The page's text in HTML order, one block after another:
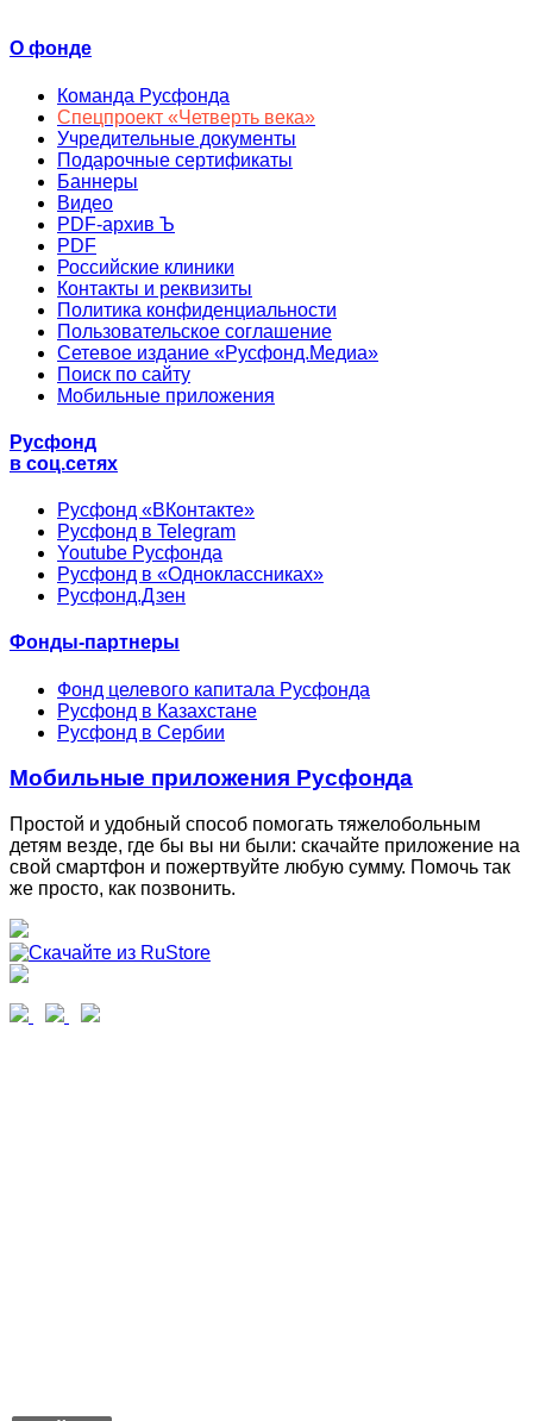
О фонде
Команда Русфонда
Спецпроект «Четверть века»
Учредительные документы
Подарочные сертификаты
Баннеры
Видео
PDF-архив Ъ
PDF
Российские клиники
Контакты и реквизиты
Политика конфиденциальности
Пользовательское соглашение
Сетевое издание «Русфонд.Медиа»
Поиск по сайту
Мобильные приложения
Русфонд
в соц.сетях
Русфонд «ВКонтакте»
Русфонд в Telegram
Youtube Русфонда
Русфонд в «Одноклассниках»
Русфонд.Дзен
Фонды-партнеры
Фонд целевого капитала Русфонда
Русфонд в Казахстане
Русфонд в Сербии
Мобильные приложения Русфонда
Простой и удобный способ помогать тяжелобольным
детям везде, где бы вы ни были: скачайте приложение на
свой смартфон и пожертвуйте любую сумму. Помочь так
же просто, как позвонить.